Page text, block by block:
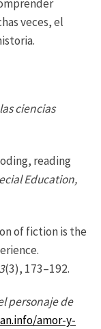
veces, el
ciencias
reading
Education,
of fiction is the
(3), 173–192.
personaje de
amor-y-